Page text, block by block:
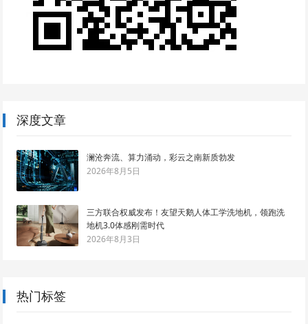
深度文章
澜沧奔流、算力涌动，彩云之南新质勃发
2026年8月5日
三方联合权威发布！友望天鹅人体工学洗地机，领跑洗
地机3.0体感刚需时代
2026年8月3日
热门标签